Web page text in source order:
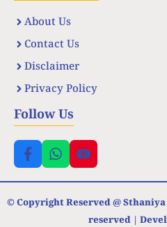
About Us
Contact Us
Disclaimer
Privacy Policy
Follow Us
© Copyright Reserved @ Sthaniya
reserved |